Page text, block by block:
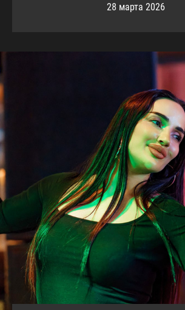
28 марта 2026